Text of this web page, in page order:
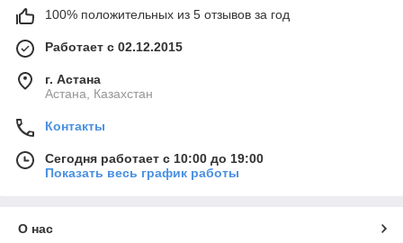
100% положительных из 5 отзывов за год
Работает с 02.12.2015
г. Астана
Астана, Казахстан
Контакты
Сегодня работает с 10:00 до 19:00
Показать весь график работы
О нас